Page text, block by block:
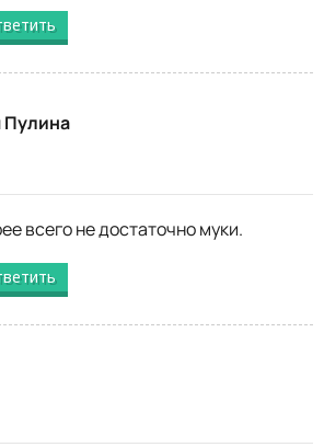
Пулина
всего не достаточно муки.